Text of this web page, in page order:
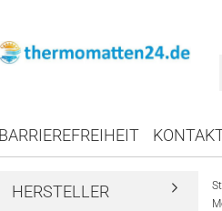
BARRIEREFREIHEIT
HERSTELLER